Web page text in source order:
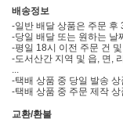
배송정보
-일반 배달 상품은 주문 후
-당일 배달 또는 원하는 날
-평일 18시 이전 주문 건
-도서산간 지역 및 읍, 면,
-택배 상품 중 당일 발송
-택배 상품 중 주문 제작
교환/환불